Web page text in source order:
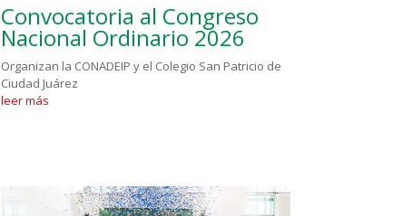
Convocatoria al Congreso
Nacional Ordinario 2026
Organizan la CONADEIP y el Colegio San Patricio de
Ciudad Juárez
leer más